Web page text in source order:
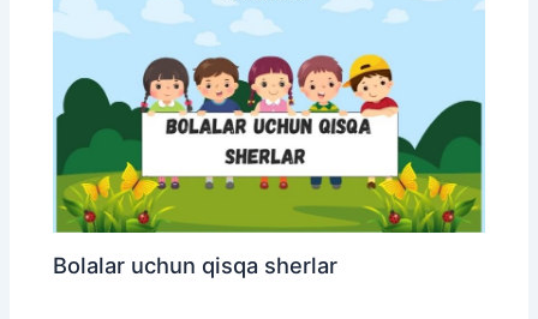
Bolalar uchun qisqa sherlar